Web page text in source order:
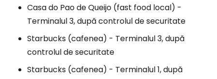
Casa do Pao de Queijo (fast food local) -
Terminalul 3, după controlul de securitate
Starbucks (cafenea) - Terminalul 3, după
controlul de securitate
Starbucks (cafenea) - Terminalul 1, după